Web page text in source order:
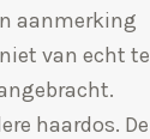
aanmerking
van echt te
haardos. De